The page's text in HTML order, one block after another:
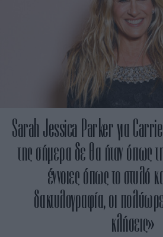
Sarah Jessica Parker για
της σήμερα δε θα ήταν όπως
έννοιες όπως το στυλό
δακτυλογραφία, οι
κλήσεις»